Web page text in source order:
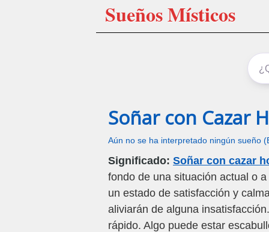
Sueños Místicos
Soñar con Cazar
Aún no se ha interpretado ningún sueño
Significado: Soñar con cazar
fondo de una situación actual o
un estado de satisfacción y
aliviarán de alguna
rápido. Algo puede estar